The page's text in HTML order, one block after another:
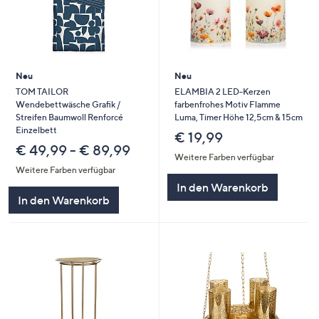
Neu
TOM TAILOR
Wendebettwäsche Grafik /
Streifen Baumwoll Renforcé
Einzelbett
€ 49,99 - € 89,99
Weitere Farben verfügbar
In den Warenkorb
Neu
ELAMBIA 2 LED-Kerzen
farbenfrohes Motiv Flamme
Luma, Timer Höhe 12,5cm & 15cm
€ 19,99
Weitere Farben verfügbar
In den Warenkorb